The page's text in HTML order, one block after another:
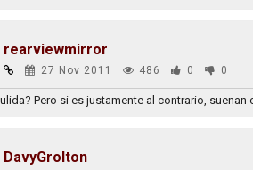
rearviewmirror
27 Nov 2011 486 0 0
Pero si es justamente al contrario, suenan
DavyGrolton